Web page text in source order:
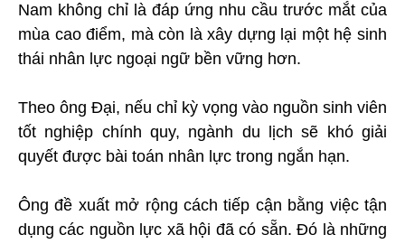
Nam không chỉ là đáp ứng nhu cầu trước mắt của
mùa cao điểm, mà còn là xây dựng lại một hệ sinh
thái nhân lực ngoại ngữ bền vững hơn.
Theo ông Đại, nếu chỉ kỳ vọng vào nguồn sinh viên
tốt nghiệp chính quy, ngành du lịch sẽ khó giải
quyết được bài toán nhân lực trong ngắn hạn.
Ông đề xuất mở rộng cách tiếp cận bằng việc tận
dụng các nguồn lực xã hội đã có sẵn. Đó là những